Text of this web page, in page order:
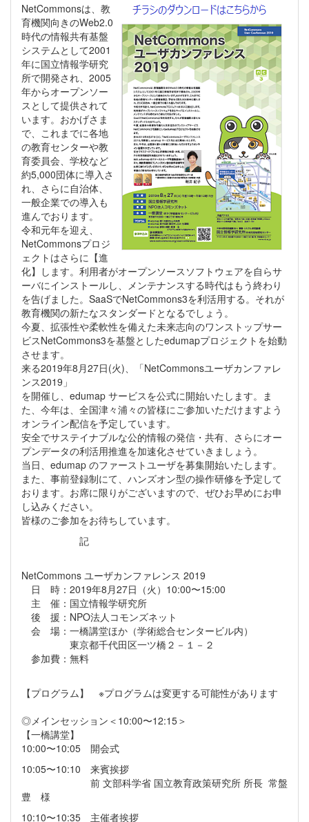
NetCommonsは、教
育機関向きのWeb2.0
時代の情報共有基盤
システムとして2001
年に国立情報学研究
所で開発され、2005
年からオープンソー
スとして提供されて
います。おかげさま
で、これまでに各地
の教育センターや教
育委員会、学校など
約5,000団体に導入さ
れ、さらに自治体、
一般企業での導入も
進んでおります。
令和元年を迎え、
NetCommonsプロジ
ェクトはさらに【進
化】します。利用者がオープンソースソフトウェアを自らサ
ーバにインストールし、メンテナンスする時代はもう終わり
を告げました。SaaSでNetCommons3を利活用する。それが
教育機関の新たなスタンダードとなるでしょう。
今夏、拡張性や柔軟性を備えた未来志向のワンストップサー
ビスNetCommons3を基盤としたedumapプロジェクトを始動
させます。
来る2019年8月27日(火)、「NetCommonsユーザカンファレ
ンス2019」
を開催し、edumap サービスを公式に開始いたします。ま
た、今年は、全国津々浦々の皆様にご参加いただけますよう
オンライン配信を予定しています。
安全でサステイナブルな公的情報の発信・共有、さらにオー
プンデータの利活用推進を加速化させていきましょう。
当日、edumap のファーストユーザを募集開始いたします。
また、事前登録制にて、ハンズオン型の操作研修を予定して
おります。お席に限りがございますので、ぜひお早めにお申
し込みください。
皆様のご参加をお待ちしています。
記
NetCommons ユーザカンファレンス 2019
日 時：2019年8月27日（火）10:00〜15:00
主 催：国立情報学研究所
後 援：NPO法人コモンズネット
会 場：一橋講堂ほか（学術総合センタービル内）
東京都千代田区一ツ橋２－１－２
参加費：無料
【プログラム】 ※プログラムは変更する可能性があります
◎メインセッション＜10:00〜12:15＞
【一橋講堂】
10:00〜10:05 開会式
10:05〜10:10 来賓挨拶
前 文部科学省 国立教育政策研究所 所長 常盤
豊 様
10:10〜10:35 主催者挨拶